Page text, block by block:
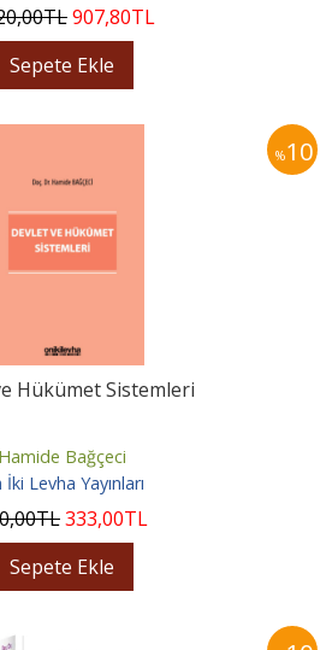
,00TL907,80TL
Sepete Ekle
%10
Hükümet Sistemleri
Hamide Bağçeci
İki Levha Yayınları
,00TL333,00TL
Sepete Ekle